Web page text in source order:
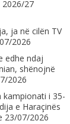
27
ja në cilën TV
2026
edhe ndaj
shënojnë
2026
i 35-
e Haraçinës
23/07/2026